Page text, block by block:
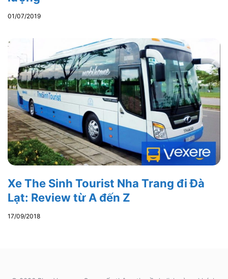
01/07/2019
Xe The Sinh Tourist Nha Trang đi Đà
Lạt: Review từ A đến Z
17/09/2018